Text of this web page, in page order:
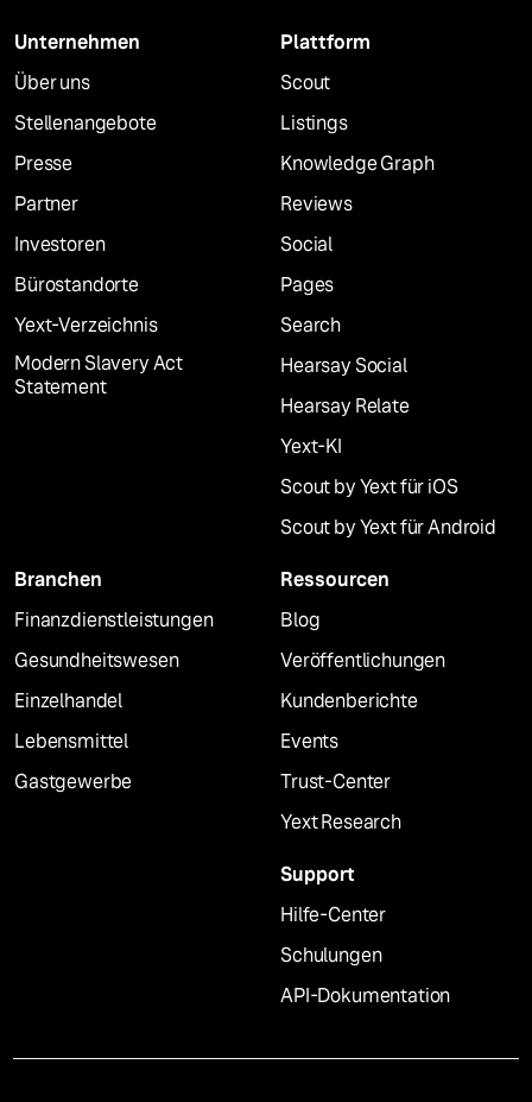
Unternehmen
Über uns
Stellenangebote
Presse
Partner
Investoren
Bürostandorte
Yext-Verzeichnis
Modern Slavery Act
Statement
Plattform
Scout
Listings
Knowledge Graph
Reviews
Social
Pages
Search
Hearsay Social
Hearsay Relate
Yext-KI
Scout by Yext für iOS
Scout by Yext für Android
Branchen
Finanzdienstleistungen
Gesundheitswesen
Einzelhandel
Lebensmittel
Gastgewerbe
Ressourcen
Blog
Veröffentlichungen
Kundenberichte
Events
Trust-Center
Yext Research
Support
Hilfe-Center
Schulungen
API-Dokumentation